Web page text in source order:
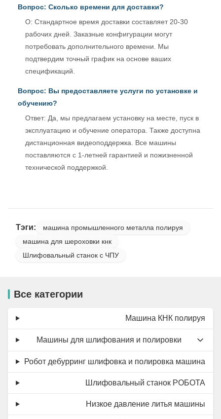
Вопрос: Сколько времени для доставки?
О: Стандартное время доставки составляет 20-30
рабочих дней. Заказные конфигурации могут
потребовать дополнительного времени. Мы
подтвердим точный график на основе ваших
спецификаций.
Вопрос: Вы предоставляете услуги по установке и
обучению?
Ответ: Да, мы предлагаем установку на месте, пуск в
эксплуатацию и обучение оператора. Также доступна
дистанционная видеоподдержка. Все машины
поставляются с 1-летней гарантией и пожизненной
технической поддержкой.
Тэги:
машина промышленного металла полируя
машина для шероховки кнк
Шлифовальный станок с ЧПУ
Все категории
Машина КНК полируя
Машины для шлифования и полировки
Робот дебурринг шлифовка и полировка машина
Шлифовальный станок РОБОТА
Низкое давление литья машины